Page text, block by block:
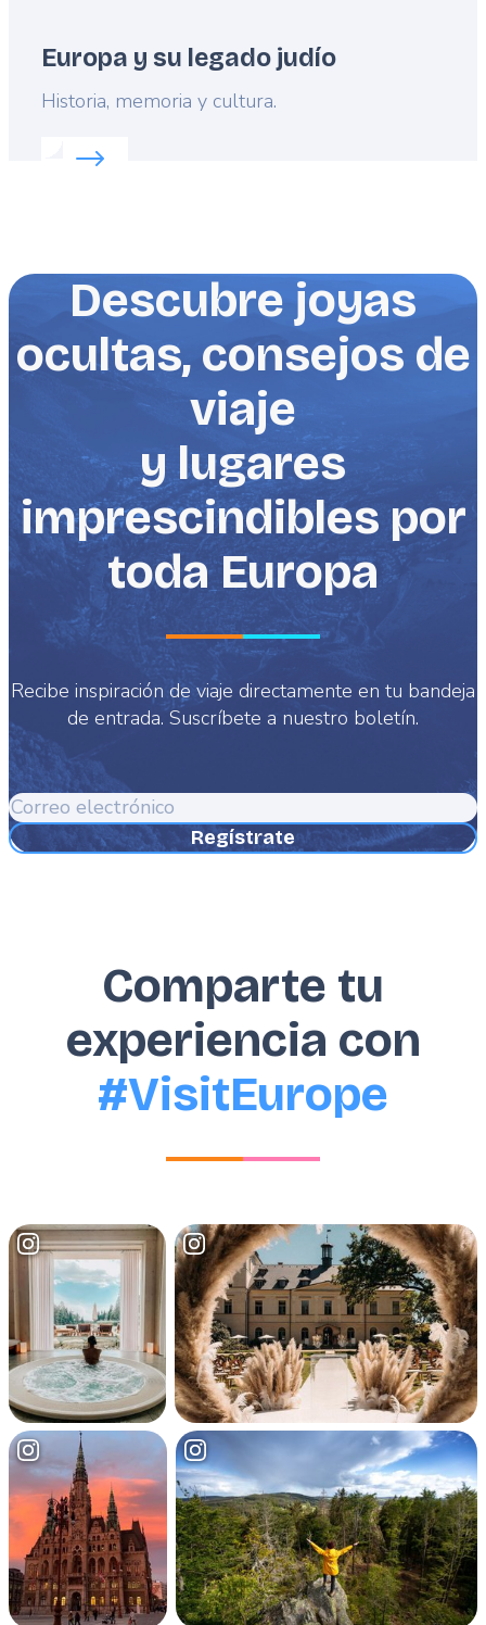
Europa y su legado judío
Lead
Historia, memoria y cultura.
Read more about:
Descubre joyas
ocultas, consejos de
viaje
y lugares
imprescindibles por
toda Europa
Recibe inspiración de viaje directamente en tu bandeja
de entrada. Suscríbete a nuestro boletín.
Correo
electrónico
Comparte tu
experiencia con
#VisitEurope